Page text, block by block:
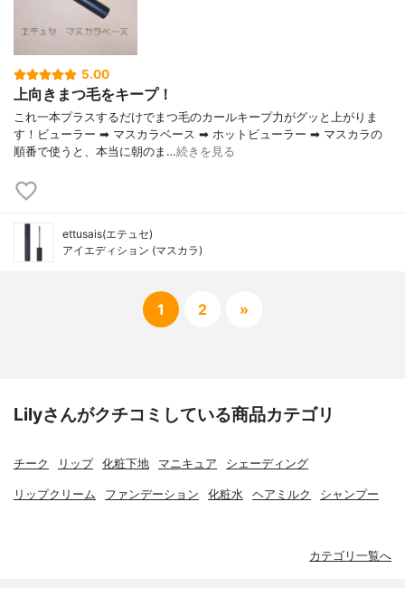
5.00
上向きまつ毛をキープ！
これ一本プラスするだけでまつ毛のカールキープ力がグッと上がりま
す！ビューラー ➡ マスカラベース ➡ ホットビューラー ➡ マスカラの
順番で使うと、本当に朝のま…続きを見る
ettusais(エテュセ)
アイエディション (マスカラ)
1 2 »
Lilyさんがクチコミしている商品カテゴリ
チーク リップ 化粧下地 マニキュア シェーディング
リップクリーム ファンデーション 化粧水 ヘアミルク シャンプー
カテゴリ一覧へ